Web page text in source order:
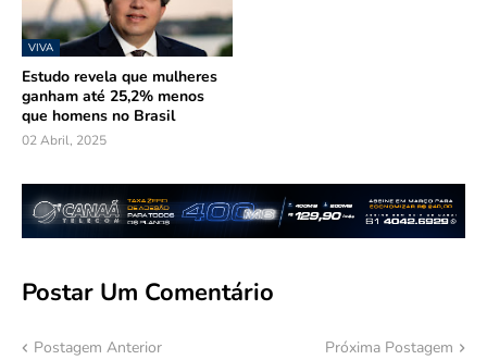
VIVA
Estudo revela que mulheres
ganham até 25,2% menos
que homens no Brasil
02 Abril, 2025
Postar Um Comentário
Postagem Anterior Próxima Postagem